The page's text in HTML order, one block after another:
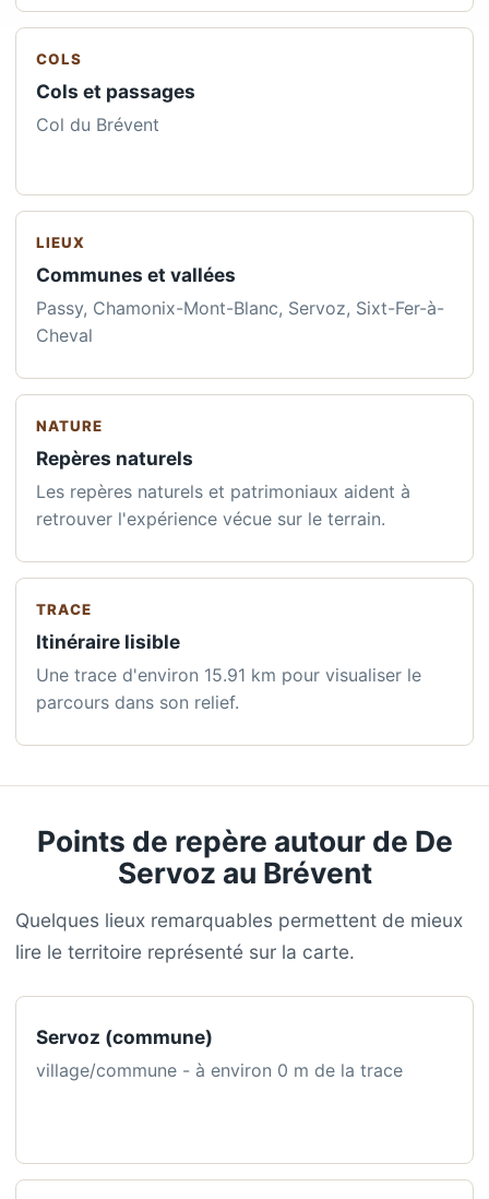
COLS
Cols et passages
Col du Brévent
LIEUX
Communes et vallées
Passy, Chamonix-Mont-Blanc, Servoz, Sixt-Fer-à-
Cheval
NATURE
Repères naturels
Les repères naturels et patrimoniaux aident à
retrouver l'expérience vécue sur le terrain.
TRACE
Itinéraire lisible
Une trace d'environ 15.91 km pour visualiser le
parcours dans son relief.
Points de repère autour de De
Servoz au Brévent
Quelques lieux remarquables permettent de mieux
lire le territoire représenté sur la carte.
Servoz (commune)
village/commune - à environ 0 m de la trace